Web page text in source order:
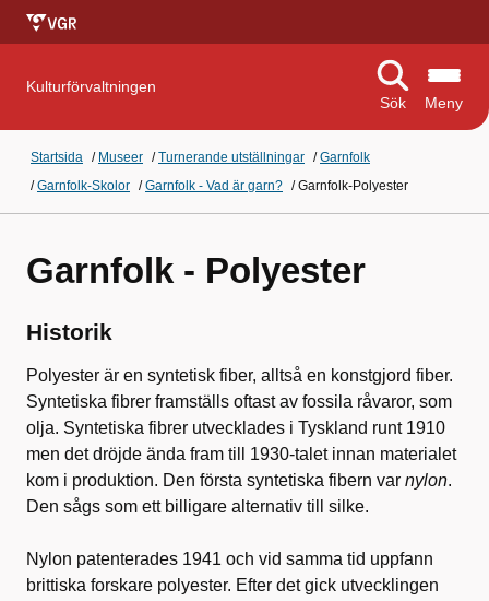
Kulturförvaltningen
Sök
Meny
Startsida / Museer /Turnerande utställningar /Garnfolk
/Garnfolk-Skolor /Garnfolk - Vad är garn? /Garnfolk-Polyester
Garnfolk - Polyester
Historik
Polyester är en syntetisk fiber, alltså en konstgjord fiber.
Syntetiska fibrer framställs oftast av fossila råvaror, som
olja. Syntetiska fibrer utvecklades i Tyskland runt 1910
men det dröjde ända fram till 1930-talet innan materialet
kom i produktion. Den första syntetiska fibern var nylon.
Den sågs som ett billigare alternativ till silke.
Nylon patenterades 1941 och vid samma tid uppfann
brittiska forskare polyester. Efter det gick utvecklingen